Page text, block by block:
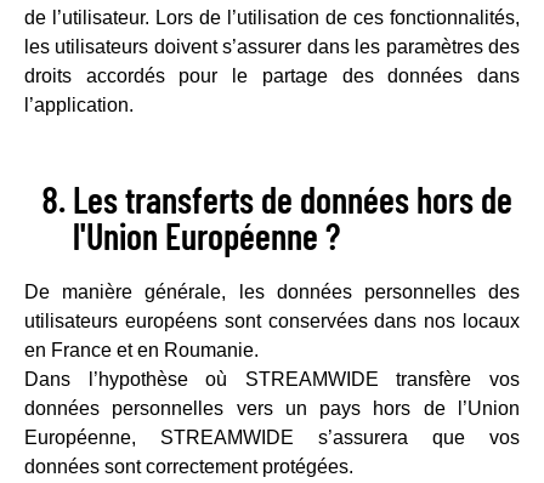
de l’utilisateur. Lors de l’utilisation de ces fonctionnalités,
les utilisateurs doivent s’assurer dans les paramètres des
droits accordés pour le partage des données dans
l’application.
Les transferts de données hors de
l'Union Européenne ?
De manière générale, les données personnelles des
utilisateurs européens sont conservées dans nos locaux
en France et en Roumanie.
Dans l’hypothèse où STREAMWIDE transfère vos
données personnelles vers un pays hors de l’Union
Européenne, STREAMWIDE s’assurera que vos
données sont correctement protégées.